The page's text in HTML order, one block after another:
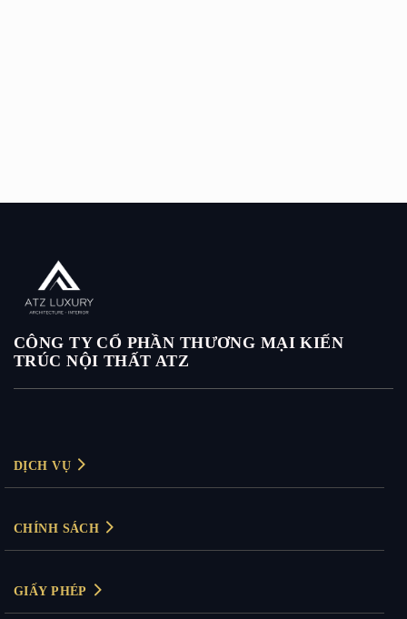
CÔNG TY CỔ PHẦN THƯƠNG MẠI KIẾN
TRÚC NỘI THẤT ATZ
DỊCH VỤ
Thiết kế nội thất biệt thự
Thiết kế nội thất văn phòng
CHÍNH SÁCH
Chính sách thanh toán
GIẤY PHÉP